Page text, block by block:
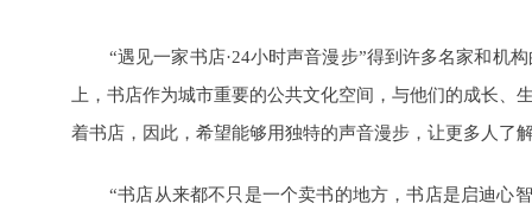
“遇见一家书店·24小时声音漫步”得到许多名家和机
上，书店作为城市重要的公共文化空间，与他们的成长
着书店，因此，希望能够用独特的声音漫步，让更多人了
“书店从来都不只是一个卖书的地方，书店是启迪心